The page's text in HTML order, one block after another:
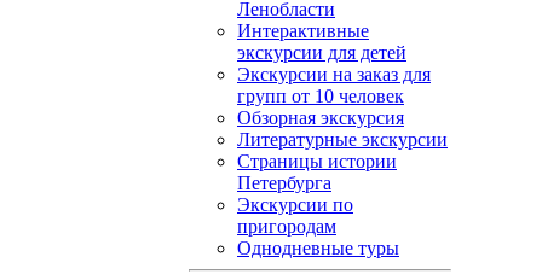
Ленобласти
Интерактивные
экскурсии для детей
Экскурсии на заказ для
групп от 10 человек
Обзорная экскурсия
Литературные экскурсии
Страницы истории
Петербурга
Экскурсии по
пригородам
Однодневные туры